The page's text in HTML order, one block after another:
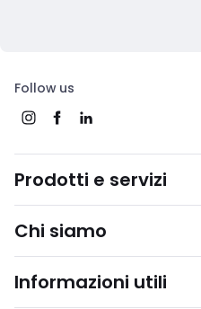
Follow us
Prodotti e servizi
Chi siamo
Informazioni utili